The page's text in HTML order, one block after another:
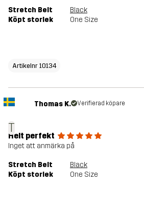
Stretch Belt
Black
Köpt storlek
One Size
Artikelnr 10134
T
Thomas K. Verifierad köpare
Helt perfekt
Inget att anmärka på
Stretch Belt
Black
Köpt storlek
One Size